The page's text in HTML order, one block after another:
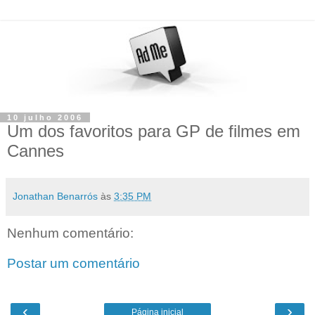
10 julho 2006
Um dos favoritos para GP de filmes em
Cannes
Jonathan Benarrós às 3:35 PM
Nenhum comentário:
Postar um comentário
‹ ›
Página inicial